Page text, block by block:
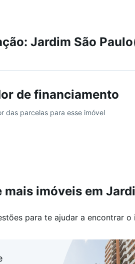
Jardim São
de financiamento
das parcelas para esse imóvel
mais imóveis em
para te ajudar a encontrar